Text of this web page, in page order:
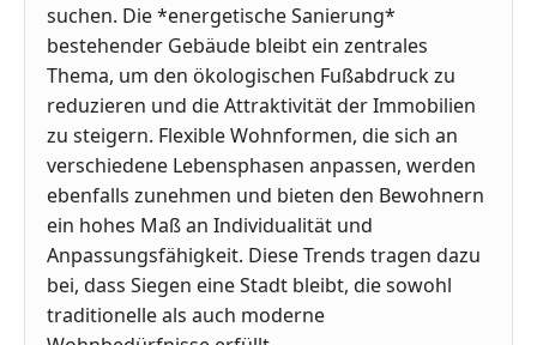
suchen. Die *energetische Sanierung*
bestehender Gebäude bleibt ein zentrales
Thema, um den ökologischen Fußabdruck zu
reduzieren und die Attraktivität der Immobilien
zu steigern. Flexible Wohnformen, die sich an
verschiedene Lebensphasen anpassen, werden
ebenfalls zunehmen und bieten den Bewohnern
ein hohes Maß an Individualität und
Anpassungsfähigkeit. Diese Trends tragen dazu
bei, dass Siegen eine Stadt bleibt, die sowohl
traditionelle als auch moderne